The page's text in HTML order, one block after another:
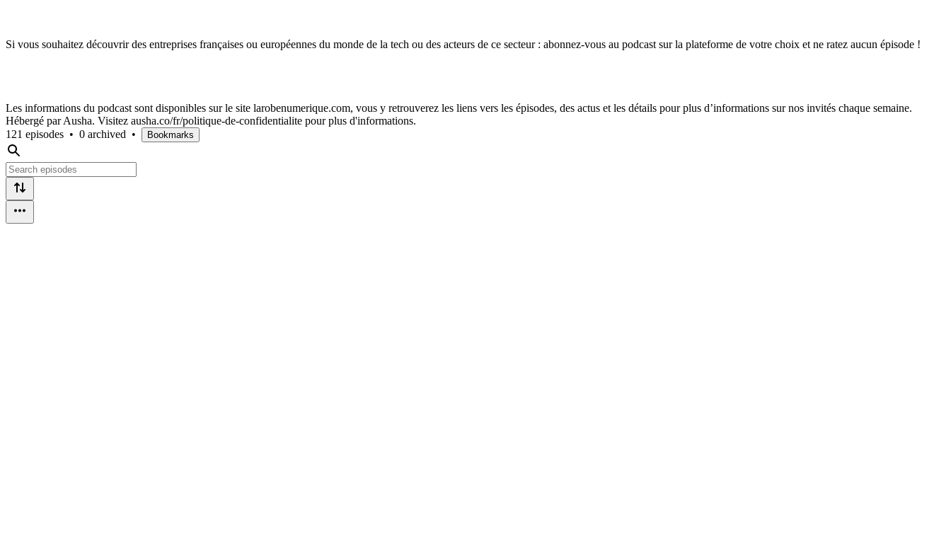
Si vous souhaitez découvrir des entreprises françaises ou européennes du monde de la tech ou des acteurs de ce secteur : abonnez-vous au podcast sur la plateforme de votre choix et ne ratez aucun épisode !
Les informations du podcast sont disponibles sur le site larobenumerique.com, vous y retrouverez les liens vers les épisodes, des actus et les détails pour plus d’informations sur nos invités chaque semaine.
Hébergé par Ausha. Visitez ausha.co/fr/politique-de-confidentialite pour plus d'informations.
121 episodes • 0 archived • Bookmarks